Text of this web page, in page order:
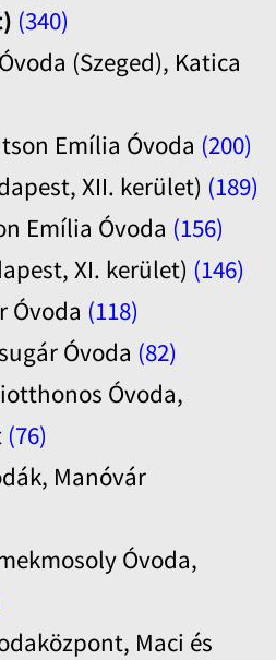
(340)
(Szeged), Katica
Emília Óvoda (200)
XII. kerület) (189)
Emília Óvoda (156)
XI. kerület) (146)
Óvoda (118)
Óvoda (82)
Óvoda,
(76)
Manóvár
Óvoda,
Maci és